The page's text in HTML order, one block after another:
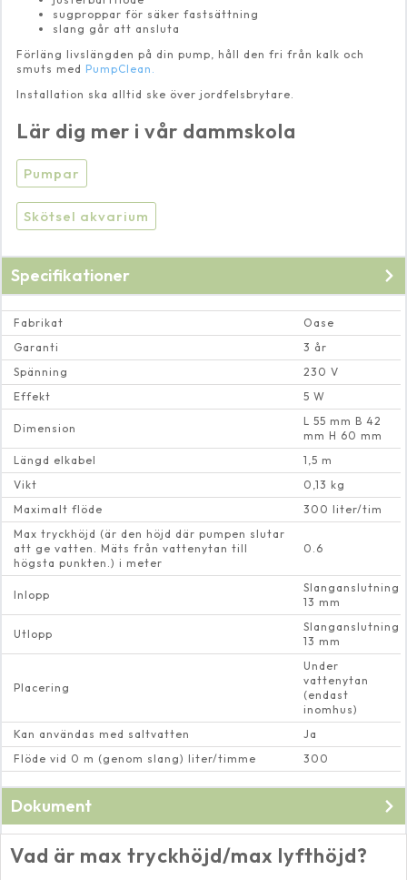
sugproppar för säker fastsättning
slang går att ansluta
Förläng livslängden på din pump, håll den fri från kalk och
smuts med PumpClean.
Installation ska alltid ske över jordfelsbrytare.
Lär dig mer i vår dammskola
Pumpar
Skötsel akvarium
Specifikationer
Fabrikat
Oase
Garanti
3 år
Spänning
230 V
Effekt
5 W
Dimension
L 55 mm B 42
mm H 60 mm
Längd elkabel
1,5 m
Vikt
0,13 kg
Maximalt flöde
300 liter/tim
Max tryckhöjd (är den höjd där pumpen slutar
att ge vatten. Mäts från vattenytan till
högsta punkten.) i meter
0.6
Inlopp
Slanganslutning
13 mm
Utlopp
Slanganslutning
13 mm
Placering
Under
vattenytan
(endast
inomhus)
Kan användas med saltvatten
Ja
Flöde vid 0 m (genom slang) liter/timme
300
Dokument
Bruksanvisning OptiMax 300
Vad är max tryckhöjd/max lyfthöjd?